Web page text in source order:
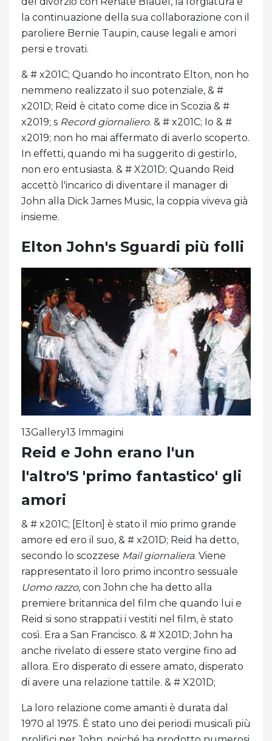
la continuazione della sua collaborazione con il
paroliere Bernie Taupin, cause legali e amori
persi e trovati.
& # x201C; Quando ho incontrato Elton, non ho
nemmeno realizzato il suo potenziale, & #
x201D; Reid è citato come dice in Scozia & #
x2019; s Record giornaliero. & # x201C; Io & #
x2019; non ho mai affermato di averlo scoperto.
In effetti, quando mi ha suggerito di gestirlo,
non ero entusiasta. & # X201D; Quando Reid
accettò l'incarico di diventare il manager di
John alla Dick James Music, la coppia viveva già
insieme.
Elton John's Sguardi più folli
13Gallery13 Immagini
Reid e John erano l'un
l'altro'S 'primo fantastico' gli
amori
& # x201C; [Elton] è stato il mio primo grande
amore ed ero il suo, & # x201D; Reid ha detto,
secondo lo scozzese Mail giornaliera. Viene
rappresentato il loro primo incontro sessuale
Uomo razzo, con John che ha detto alla
premiere britannica del film che quando lui e
Reid si sono strappati i vestiti nel film, è stato
così. Era a San Francisco. & # X201D; John ha
anche rivelato di essere stato vergine fino ad
allora. Ero disperato di essere amato, disperato
di avere una relazione tattile. & # X201D;
La loro relazione come amanti è durata dal
1970 al 1975. È stato uno dei periodi musicali più